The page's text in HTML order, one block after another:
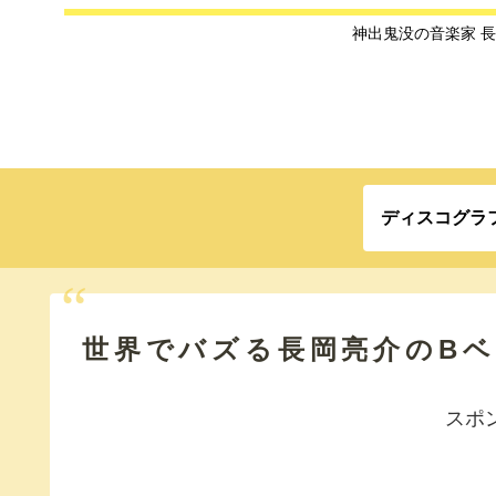
神出鬼没の音楽家
ディスコグラ
世界でバズる長岡亮介のB
スポ